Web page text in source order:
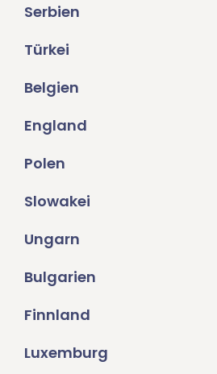
Serbien
Türkei
Belgien
England
Polen
Slowakei
Ungarn
Bulgarien
Finnland
Luxemburg